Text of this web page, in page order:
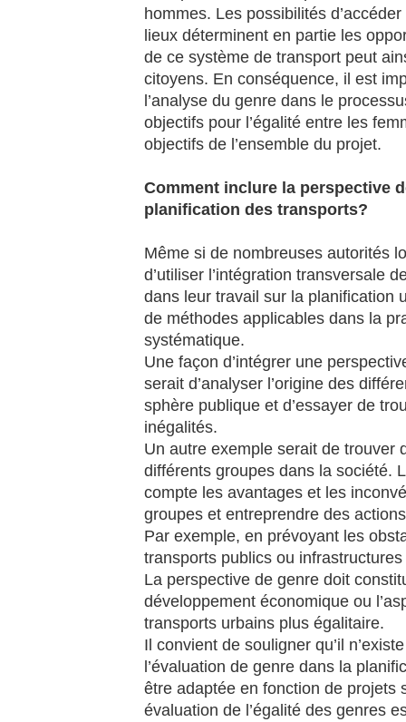
hommes. Les possibilités
lieux déterminent en partie les
de ce système de transport peut
citoyens. En conséquence, il est
l’analyse du genre dans le
objectifs pour l’égalité entre les
objectifs de l’ensemble du projet.
Comment inclure la perspective
planification des transports?
Même si de nombreuses autorités
d’utiliser l’intégration transversale
dans leur travail sur la planification
de méthodes applicables dans la
systématique.
Une façon d’intégrer une
serait d’analyser l’origine des
sphère publique et d’essayer de
inégalités.
Un autre exemple serait de trouver
différents groupes dans la société.
compte les avantages et les
groupes et entreprendre des
Par exemple, en prévoyant les
transports publics ou
La perspective de genre doit
développement économique ou
transports urbains plus égalitaire.
Il convient de souligner qu’il
l’évaluation de genre dans la
être adaptée en fonction de projets
évaluation de l’égalité des genres